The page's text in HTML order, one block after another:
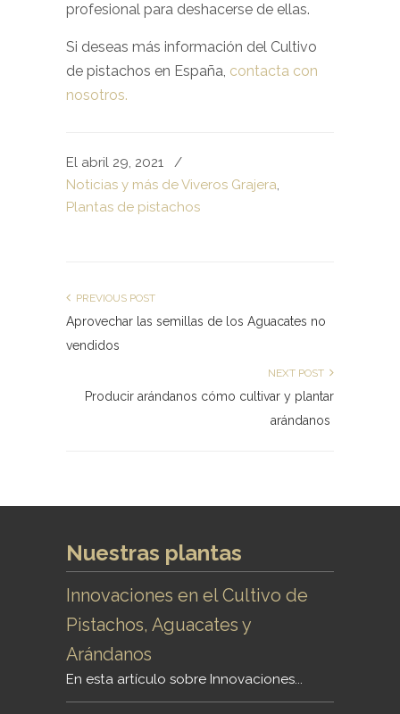
profesional para deshacerse de ellas.
Si deseas más información del Cultivo
de pistachos en España, contacta con
nosotros.
El abril 29, 2021
/
Noticias y más de Viveros Grajera,
Plantas de pistachos
PREVIOUS POST
Aprovechar las semillas de los Aguacates no
vendidos
NEXT POST
Producir arándanos cómo cultivar y plantar
arándanos
Nuestras plantas
Innovaciones en el Cultivo de
Pistachos, Aguacates y
Arándanos
En esta artículo sobre Innovaciones...